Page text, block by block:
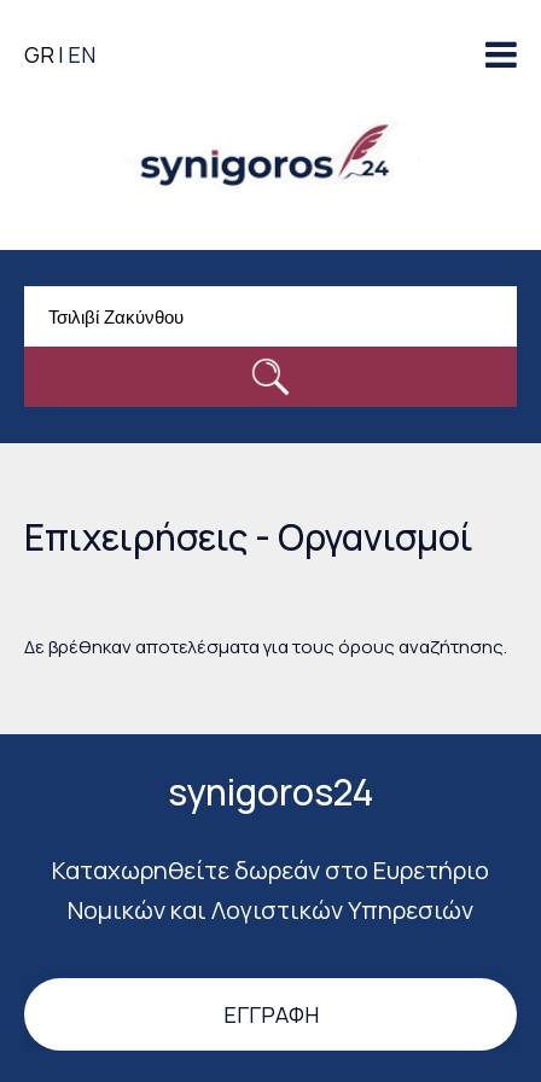
GR EN
Επιχειρήσεις - Οργανισμοί
Δε βρέθηκαν αποτελέσματα για τους όρους αναζήτησης.
synigoros24
Καταχωρηθείτε δωρεάν στο Ευρετήριο
Νομικών και Λογιστικών Υπηρεσιών
ΕΓΓΡΑΦΉ